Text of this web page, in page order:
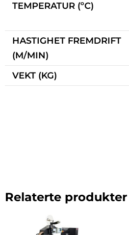
TEMPERATUR (ºC)
HASTIGHET FREMDRIFT
(M/MIN)
VEKT (KG)
Relaterte produkter